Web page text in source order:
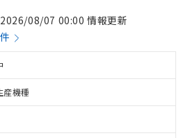
2026/08/07 00:00 情報更新
産機種